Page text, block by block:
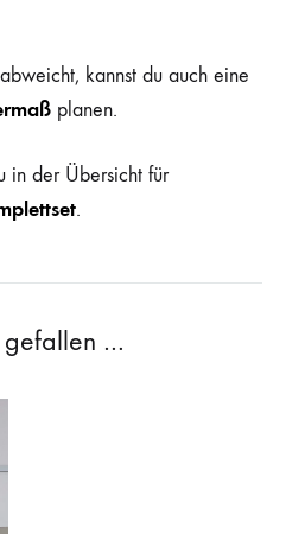
kannst du auch eine
planen.
in der Übersicht für
.
gefallen …